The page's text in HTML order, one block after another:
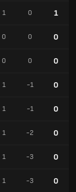
1 0 1
0 0 0
0 0 0
1 -1 0
1 -1 0
1 -2 0
1 -3 0
1 -3 0